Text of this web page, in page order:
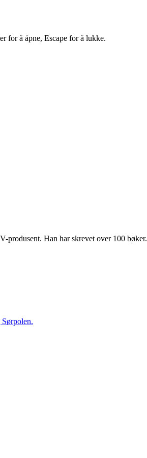
for å åpne, Escape for å lukke.
produsent. Han har skrevet over 100 bøker.